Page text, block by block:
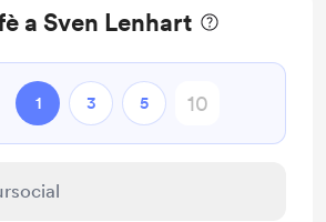
a Sven Lenhart
1 3 5